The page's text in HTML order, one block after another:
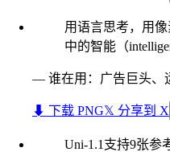
用语言思考，用
中的智能（
— 谁在用：广告巨头、
⬇︎ 下载 PNG𝕏 分享到 X
Uni-1.1支持9张参